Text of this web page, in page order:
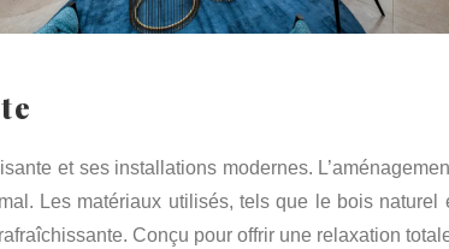
et ses installations modernes.
Les matériaux utilisés, tels que le bois naturel
Conçu pour offrir une relaxation